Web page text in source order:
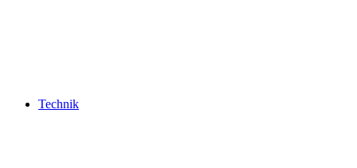
Technik